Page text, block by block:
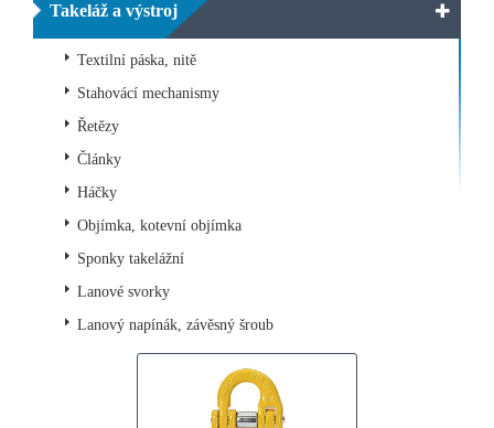
Takeláž a výstroj
Textilní páska, nitě
Stahovácí mechanismy
Řetězy
Články
Háčky
Objímka, kotevní objímka
Sponky takelážní
Lanové svorky
Lanový napínák, závěsný šroub